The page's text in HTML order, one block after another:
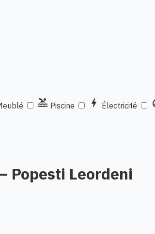
pool Piscine bolt Électricité
Popesti Leordeni